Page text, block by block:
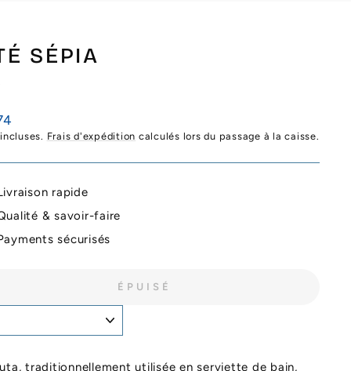
SÉPIA
Frais d'expédition calculés lors du passage à la caisse.
rapide
& savoir-faire
sécurisés
ÉPUISÉ
traditionnellement utilisée en serviette de bain,